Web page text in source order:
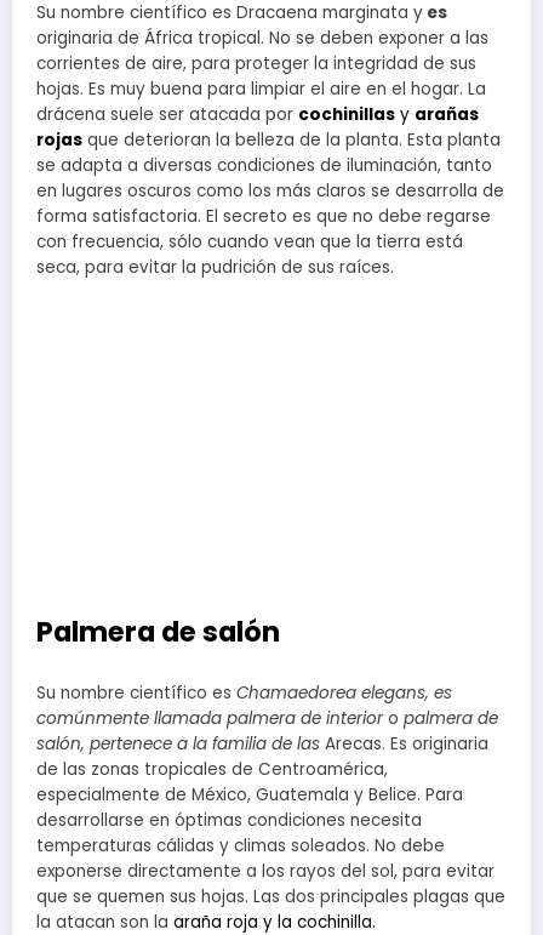
Su nombre científico es Dracaena marginata y es
originaria de África tropical. No se deben exponer a las
corrientes de aire, para proteger la integridad de sus
hojas. Es muy buena para limpiar el aire en el hogar. La
drácena suele ser atacada por cochinillas y arañas
rojas que deterioran la belleza de la planta. Esta planta
se adapta a diversas condiciones de iluminación, tanto
en lugares oscuros como los más claros se desarrolla de
forma satisfactoria. El secreto es que no debe regarse
con frecuencia, sólo cuando vean que la tierra está
seca, para evitar la pudrición de sus raíces.
Palmera de salón
Su nombre científico es Chamaedorea elegans, es
comúnmente llamada palmera de interioro palmera de
salón, pertenece a la familia de las Arecas. Es originaria
de las zonas tropicales de Centroamérica,
especialmente de México, Guatemala y Belice. Para
desarrollarse en óptimas condiciones necesita
temperaturas cálidas y climas soleados. No debe
exponerse directamente a los rayos del sol, para evitar
que se quemen sus hojas. Las dos principales plagas que
la atacan son la araña roja y la cochinilla.